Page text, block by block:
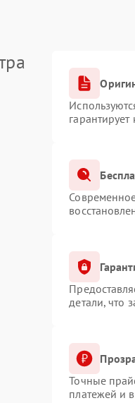
детали, что
Точные
платежей и